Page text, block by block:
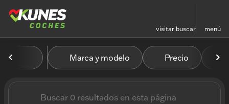
visitar buscar menú
filtrar buscar volver arriba
Vehículos en venta en
Marca y modelo Precio